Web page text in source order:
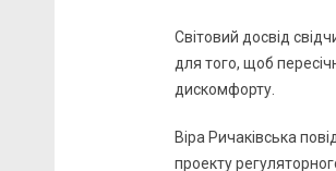
Світовий досвід
для того, щоб
дискомфорту.
Віра Ричаківська
проекту